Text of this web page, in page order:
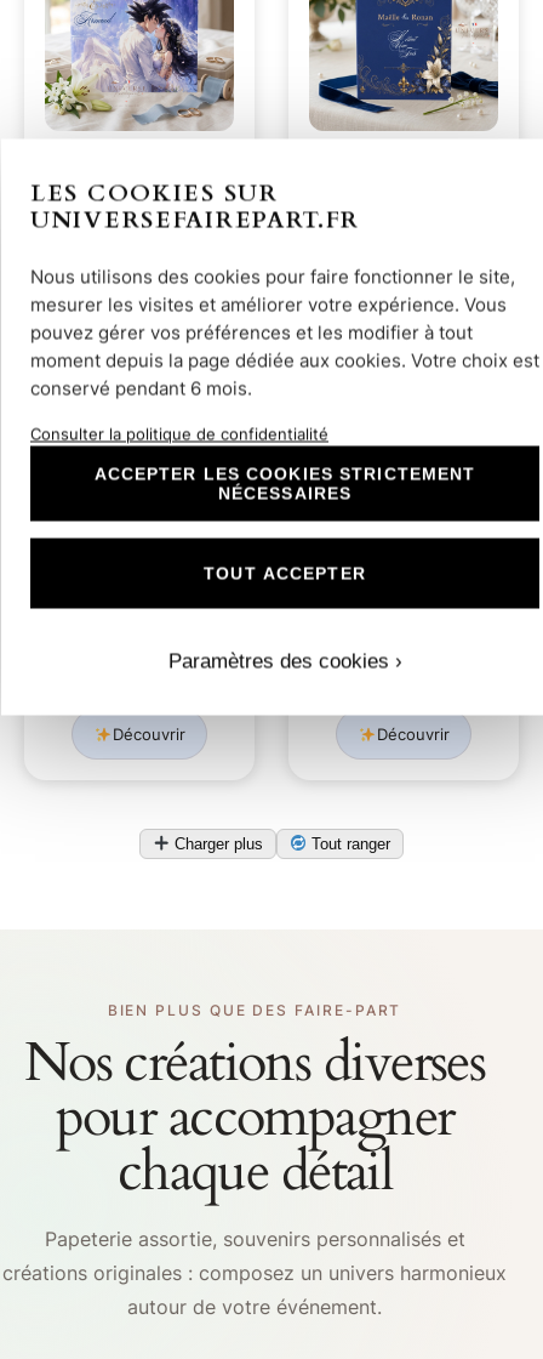
mariage Chi-Chi et
Sangoku Dragon
Bal…
3,00€
Découvrir
et lys blancs
Découvrir
N°425 Faire-part
Découvrir
N°378 Faire-part
ballerine
2,50
Découvrir
Charger plus Tout ranger
BIEN PLUS QUE DES FAIRE-PART
Nos créations diverses
pour accompagner
chaque détail
Papeterie assortie, souvenirs personnalisés et
créations originales : composez un univers harmonieux
autour de votre événement.
LES COOKIES SUR
UNIVERSEFAIREPART.FR
Nous utilisons des cookies pour faire fonctionner le site,
mesurer les visites et améliorer votre expérience. Vous
pouvez gérer vos préférences et les modifier à tout
moment depuis la page dédiée aux cookies. Votre choix est
conservé pendant 6 mois.
Consulter la politique de confidentialité
ACCEPTER LES COOKIES STRICTEMENT
NÉCESSAIRES
Paramètres des cookies ›
TOUT ACCEPTER